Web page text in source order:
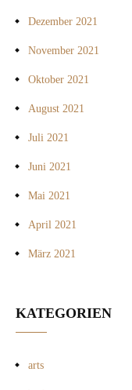
Dezember 2021
November 2021
Oktober 2021
August 2021
Juli 2021
Juni 2021
Mai 2021
April 2021
März 2021
KATEGORIEN
arts